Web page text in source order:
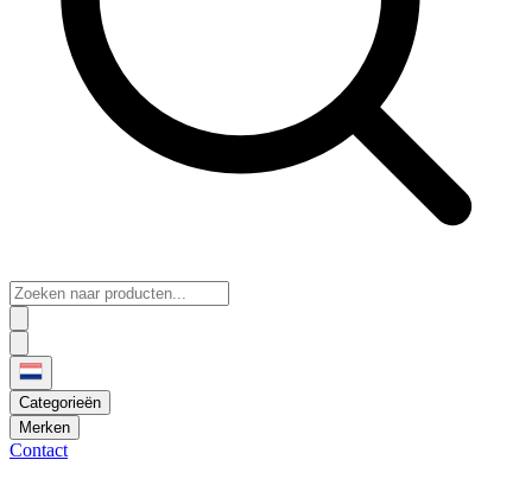
Categorieën
Merken
Contact